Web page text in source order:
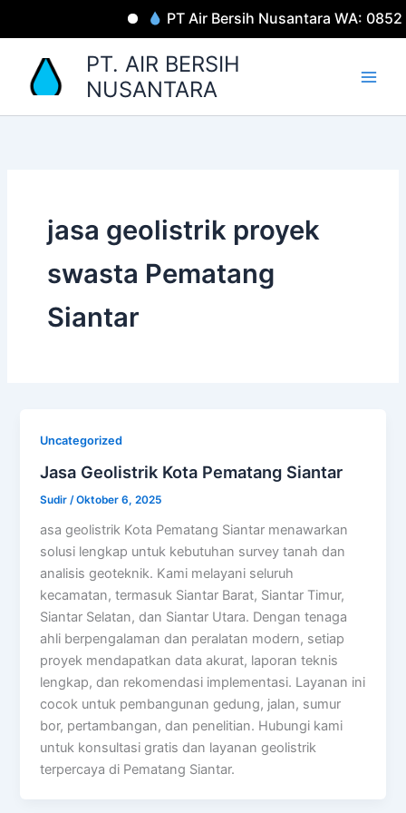
PT Air Bersih Nusantara WA:
PT. AIR BERSIH
NUSANTARA
jasa geolistrik proyek
swasta Pematang
Siantar
Uncategorized
Jasa Geolistrik Kota Pematang Siantar
Sudir /Oktober 6, 2025
asa geolistrik Kota Pematang Siantar menawarkan
solusi lengkap untuk kebutuhan survey tanah dan
analisis geoteknik. Kami melayani seluruh
kecamatan, termasuk Siantar Barat, Siantar Timur,
Siantar Selatan, dan Siantar Utara. Dengan tenaga
ahli berpengalaman dan peralatan modern, setiap
proyek mendapatkan data akurat, laporan teknis
lengkap, dan rekomendasi implementasi. Layanan ini
cocok untuk pembangunan gedung, jalan, sumur
bor, pertambangan, dan penelitian. Hubungi kami
untuk konsultasi gratis dan layanan geolistrik
terpercaya di Pematang Siantar.